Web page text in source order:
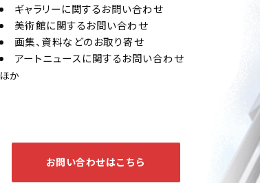
ギャラリーに関するお問い合わせ
美術館に関するお問い合わせ
画集、資料などのお取り寄せ
アートニュースに関するお問い合わせ
ほか
お問い合わせはこちら